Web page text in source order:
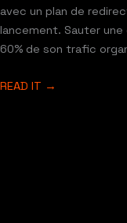
avec un plan de
lancement. Sauter
60% de son trafic
READ IT →